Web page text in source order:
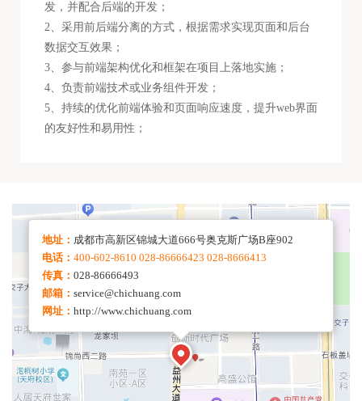
发，并配合后端的开发；
2、采用前后端分离的方式，根据需求实现页面和后台
数据交互效果；
3、参与前端架构优化和框架在项目上落地实施；
4、负责前端技术或业务组件开发；
5、持续的优化前端体验和页面响应速度，提升web界面
的友好性和易用性；
地址： 成都市高新区锦城大道666号奥克斯广场B座902
电话： 400-602-8610 028-86666423 028-8666413
传真： 028-86666493
邮箱： service@chichuang.com
网址： http://www.chichuang.com